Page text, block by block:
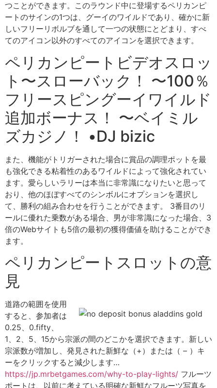
つことができます。このラウンド中に登場するペリカンピ
ートのサインの1つは、グーイのワイルドであり、確かに新
しいフリーリボルブを通して一つの状態にとどまり、すべ
てのアイコン以外のすべてのアイコンを選択できます。
ペリカンピートビデオスロッ
ト〜スローバック！ 〜100％
フリースピングーイワイルド
追加ボーナス！ 〜ベイミル
ズカジノ！ •DJ bizic
また、機能がトリガーされた場合に賞品の調理ポットを最
も強化できる粘着性のあるワイルドによって強化されてい
ます。愛らしいラリーは本当に非常識になりたいと思って
おり、他のほぼすべてのシンボルにオプションを選択し
て、勝利の組み合わせを行うことができます。 3番目のリ
ールに優れた乗数がある場合、男が非常識になった場合、3
倍のWebサイトも5倍の最初の獲得価値を助けることができ
ます。
ペリカンピートスロットの意
見
道路の範囲を使用
すると、参加者は
0.25、0.fifty、
1、2、5、15から宗派の間のどこかを選択できます。新しい
宗派数が増加し、発見された新鮮な（+）または（ – ）キ
ーをクリックすると減少します…
https://jp.mrbetgames.com/why-to-play-lights/ フルーツ
ポートは、以前に考えている明確な新鮮なフルーツ写真を